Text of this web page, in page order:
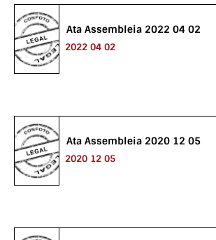
Ata Assembleia 2022 04 02
2022 04 02
Ata Assembleia 2020 12 05
2020 12 05